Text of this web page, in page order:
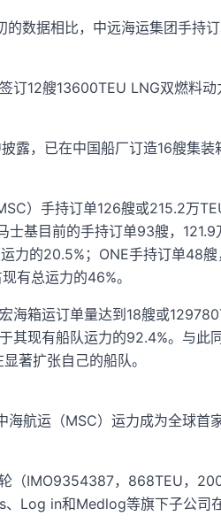
数据相比，中远海运集团手持
订12艘13600TEU LNG双燃料
露，已在中国船厂订造16艘集
）手持订单126艘或215.2万
士基目前的手持订单93艘，
力的20.5%；ONE手持订单48
有总运力的46%。
箱运订单量达到18艘或
其现有船队运力的92.4%。与此
著扩张自己的船队。
航运（MSC）运力成为全球首
（IMO9354387，868TEU，
Log in和Medlog等旗下子公司